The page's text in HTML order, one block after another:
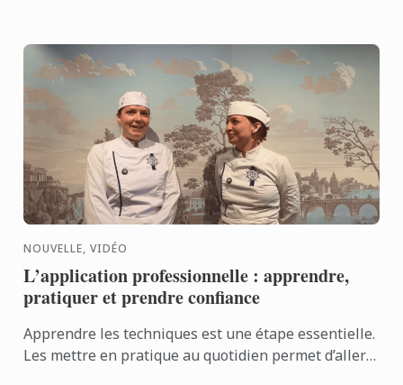
NOUVELLE, VIDÉO
L’application professionnelle : apprendre,
pratiquer et prendre confiance
Apprendre les techniques est une étape essentielle.
Les mettre en pratique au quotidien permet d’aller